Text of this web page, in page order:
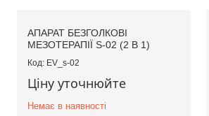
АПАРАТ БЕЗГОЛКОВІ
МЕЗОТЕРАПІЇ S-02 (2 В 1)
EV_s-02
Ціну уточнюйте
Немає в наявності